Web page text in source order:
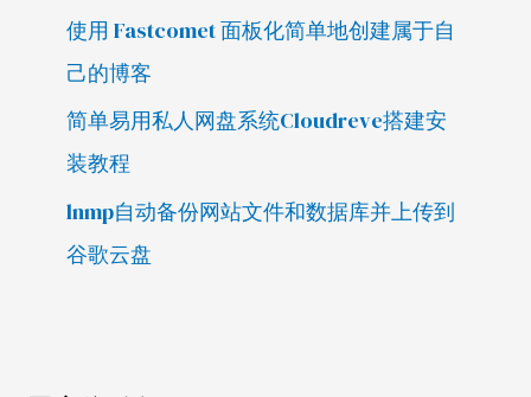
使用 Fastcomet 面板化简单地创建属于自
己的博客
简单易用私人网盘系统Cloudreve搭建安
装教程
lnmp自动备份网站文件和数据库并上传到
谷歌云盘